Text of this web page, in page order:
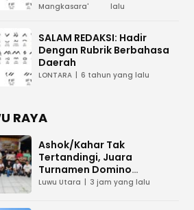
Mangkasara'
lalu
SALAM REDAKSI: Hadir
Dengan Rubrik Berbahasa
Daerah
LONTARA 6 tahun yang lalu
RAYA
Ashok/Kahar Tak
Tertandingi, Juara
Turnamen Domino
KAWASAN Cup 2026 Bawa
Luwu Utara 3 jam yang lalu